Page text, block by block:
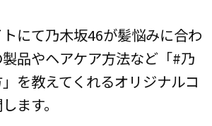
にて乃木坂46が髪悩みに合わ
品やヘアケア方法など「#乃
を教えてくれるオリジナルコ
ます。